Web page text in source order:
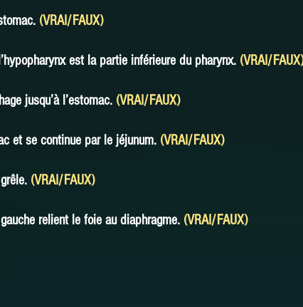
(VRAI/FAUX)
est la partie inférieure du pharynx. (VRAI/FAUX)
jusqu’à l’estomac. (VRAI/FAUX)
et se continue par le jéjunum. (VRAI/FAUX)
(VRAI/FAUX)
relient le foie au diaphragme. (VRAI/FAUX)